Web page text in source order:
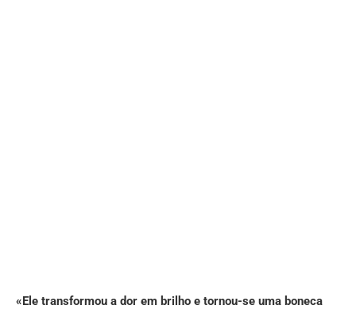
«Ele transformou a dor em brilho e tornou-se uma boneca